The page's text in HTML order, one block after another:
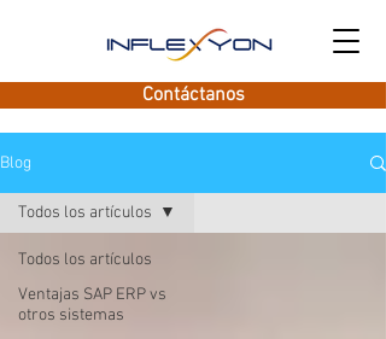
Contáctanos
Blog
Todos los artículos
Ventajas SAP ERP vs
otros sistemas
Todos los artículos